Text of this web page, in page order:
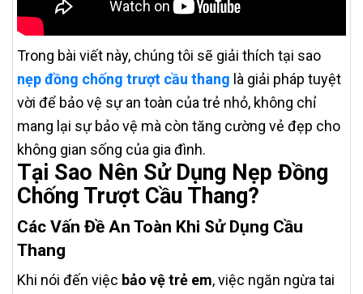
Trong bài viết này, chúng tôi sẽ giải thích tại sao
nẹp đồng chống trượt cầu thang là giải pháp tuyệt
vời để bảo vệ sự an toàn của trẻ nhỏ, không chỉ
mang lại sự bảo vệ mà còn tăng cường vẻ đẹp cho
không gian sống của gia đình.
Tại Sao Nên Sử Dụng Nẹp Đồng
Chống Trượt Cầu Thang?
Các Vấn Đề An Toàn Khi Sử Dụng Cầu
Thang
Khi nói đến việc bảo vệ trẻ em, việc ngăn ngừa tai